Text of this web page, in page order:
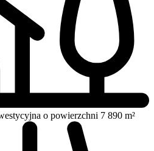
o powierzchni 7 890 m²